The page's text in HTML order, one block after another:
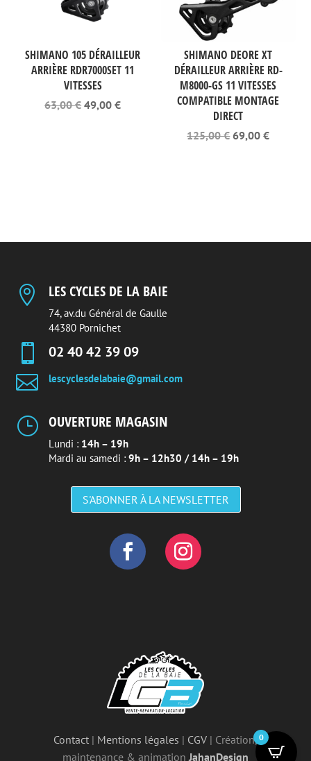
SHIMANO 105 DÉRAILLEUR
ARRIÈRE RDR7000SET 11
VITESSES
63,00€ Le
49,00€Le
SHIMANO DEORE XT
DÉRAILLEUR ARRIÈRE RD-
M8000-GS 11 VITESSES
COMPATIBLE MONTAGE
DIRECT
125,00€ Le
69,00€Le
 LES CYCLES DE LA BAIE
74, av.du Général de Gaulle
44380 Pornichet
 02 40 42 39 09
 lescyclesdelabaie@gmail.com
} OUVERTURE MAGASIN
Lundi : 14h – 19h
Mardi au samedi : 9h – 12h30 / 14h – 19h
S'ABONNER À LA NEWSLETTER
Contact| Mentions légales | CGV| Création,
maintenance & animationJahanDesign
0